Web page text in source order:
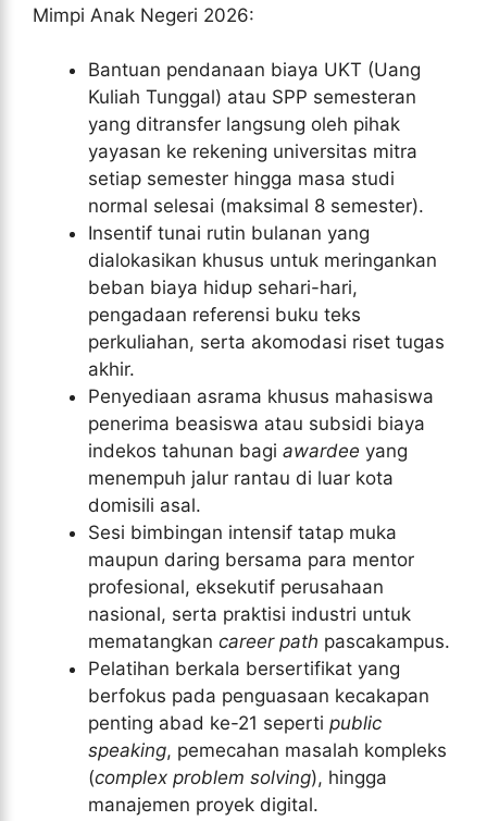
Mimpi Anak Negeri 2026:
Bantuan pendanaan biaya UKT (Uang
Kuliah Tunggal) atau SPP semesteran
yang ditransfer langsung oleh pihak
yayasan ke rekening universitas mitra
setiap semester hingga masa studi
normal selesai (maksimal 8 semester).
Insentif tunai rutin bulanan yang
dialokasikan khusus untuk meringankan
beban biaya hidup sehari-hari,
pengadaan referensi buku teks
perkuliahan, serta akomodasi riset tugas
akhir.
Penyediaan asrama khusus mahasiswa
penerima beasiswa atau subsidi biaya
indekos tahunan bagi awardee yang
menempuh jalur rantau di luar kota
domisili asal.
Sesi bimbingan intensif tatap muka
maupun daring bersama para mentor
profesional, eksekutif perusahaan
nasional, serta praktisi industri untuk
mematangkan career path pascakampus.
Pelatihan berkala bersertifikat yang
berfokus pada penguasaan kecakapan
penting abad ke-21 seperti public
speaking, pemecahan masalah kompleks
(complex problem solving), hingga
manajemen proyek digital.